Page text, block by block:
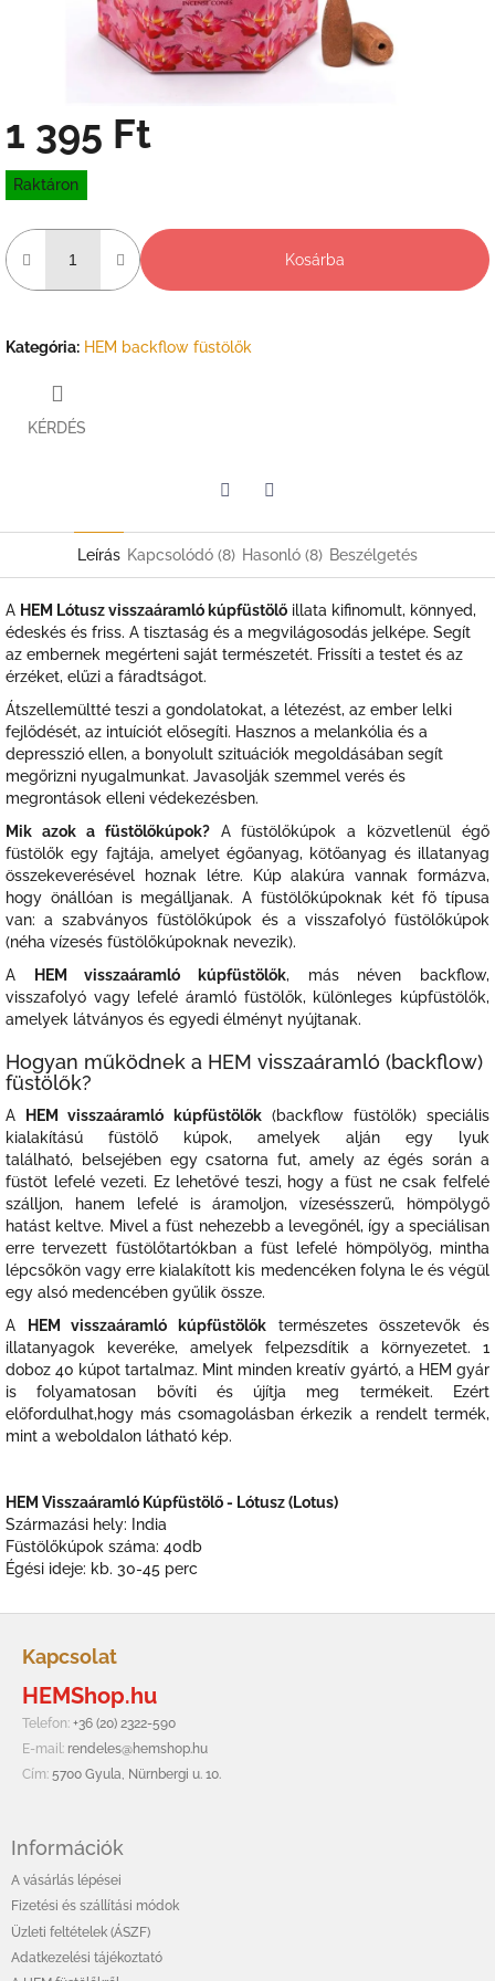
1 395 Ft
Egységár:
Raktáron
Kosárba
Kategória: HEM backflow füstölők
KÉRDÉS
Leírás Kapcsolódó (8) Hasonló (8) Beszélgetés
A HEM Lótusz visszaáramló kúpfüstölő illata kifinomult, könnyed,
édeskés és friss. A tisztaság és a megvilágosodás jelképe. Segít
az embernek megérteni saját természetét. Frissíti a testet és az
érzéket, elűzi a fáradtságot.
Átszellemültté teszi a gondolatokat, a létezést, az ember lelki
fejlődését, az intuíciót elősegíti. Hasznos a melankólia és a
depresszió ellen, a bonyolult szituációk megoldásában segít
megőrizni nyugalmunkat. Javasolják szemmel verés és
megrontások elleni védekezésben.
Mik azok a füstölőkúpok?A füstölőkúpok a közvetlenül égő
füstölők egy fajtája, amelyet égőanyag, kötőanyag és illatanyag
összekeverésével hoznak létre. Kúp alakúra vannak formázva,
hogy önállóan is megálljanak. A füstölőkúpoknak két fő típusa
van: a szabványos füstölőkúpok és a visszafolyó füstölőkúpok
(néha vízesés füstölőkúpoknak nevezik).
A
HEM visszaáramló kúpfüstölők, más néven backflow,
visszafolyó vagy lefelé áramló füstölők, különleges kúpfüstölők,
amelyek látványos és egyedi élményt nyújtanak.
Hogyan működnek a HEM visszaáramló (backflow)
füstölők?
A HEM visszaáramló kúpfüstölők(backflow füstölők) speciális
kialakítású füstölő kúpok, amelyek alján egy lyuk
található, belsejében egy csatorna fut, amely az égés során a
füstöt lefelé vezeti. Ez lehetővé teszi, hogy a füst ne csak felfelé
szálljon, hanem lefelé is áramoljon, vízesésszerű, hömpölygő
hatást keltve. Mivel a füst nehezebb a levegőnél, így a speciálisan
erre tervezett füstölőtartókban a füst lefelé hömpölyög, mintha
lépcsőkön vagy erre kialakított kis medencéken folyna le és végül
egy alsó medencében gyűlik össze.
A
HEM visszaáramló kúpfüstölők természetes összetevők és
illatanyagok keveréke, amelyek felpezsdítik a környezetet. 1
doboz 40 kúpot tartalmaz. Mint minden kreatív gyártó, a HEM gyár
is folyamatosan bővíti és újítja meg termékeit. Ezért
előfordulhat,hogy más csomagolásban érkezik a rendelt termék,
mint a weboldalon látható kép.
HEM Visszaáramló Kúpfüstölő - Lótusz (Lotus)
Származási hely: India
Füstölőkúpok száma: 40db
Égési ideje: kb. 30-45 perc
Kapcsolat
HEMShop.hu
Telefon: +36 (20) 2322-590
E-mail: rendeles@hemshop.hu
Cím: 5700 Gyula, Nürnbergi u. 10.
Információk
A vásárlás lépései
Fizetési és szállítási módok
Üzleti feltételek (ÁSZF)
Adatkezelési tájékoztató